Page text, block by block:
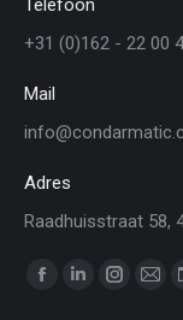
Telefoon
+31 (0)162 - 22 00
Mail
Adres
Raadhuisstraat 58,
Vind ons op:
Facebook
Linkedin
Mail